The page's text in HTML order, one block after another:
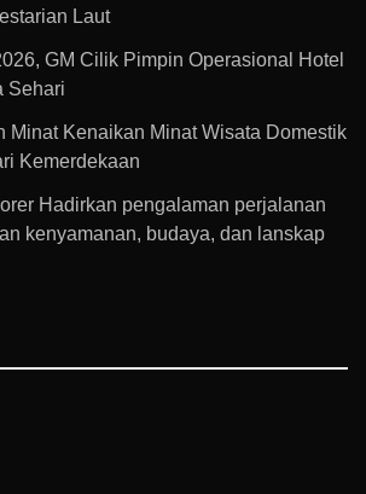
Laut
GM Cilik Pimpin Operasional Hotel
Sehari
Minat Kenaikan Minat Wisata Domestik
Kemerdekaan
Hadirkan pengalaman perjalanan
kenyamanan, budaya, dan lanskap